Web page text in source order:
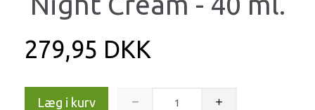
279,95 DKK
Læg i kurv